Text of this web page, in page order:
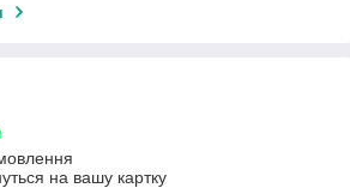
на вашу картку